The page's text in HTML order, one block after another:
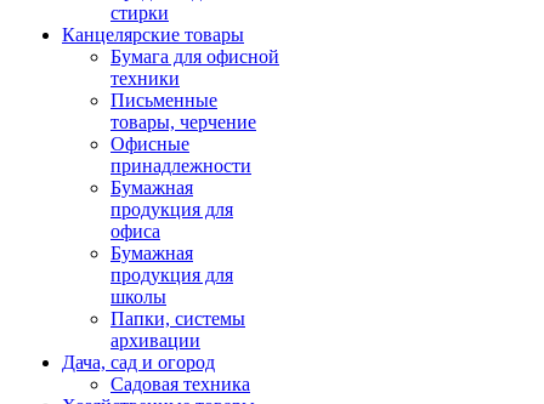
стирки
Канцелярские товары
Бумага для офисной
техники
Письменные
товары, черчение
Офисные
принадлежности
Бумажная
продукция для
офиса
Бумажная
продукция для
школы
Папки, системы
архивации
Дача, сад и огород
Садовая техника